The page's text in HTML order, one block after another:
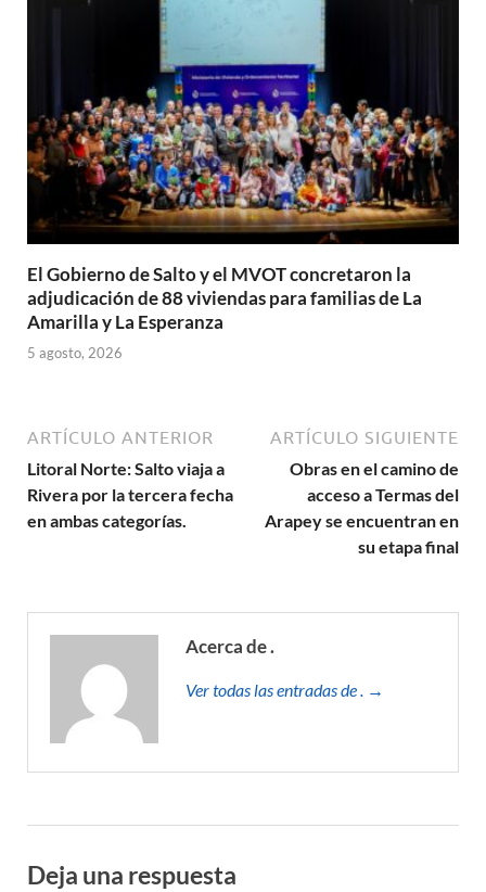
El Gobierno de Salto y el MVOT concretaron la
adjudicación de 88 viviendas para familias de La
Amarilla y La Esperanza
5 agosto, 2026
ARTÍCULO ANTERIOR
Litoral Norte: Salto viaja a
Rivera por la tercera fecha
en ambas categorías.
ARTÍCULO SIGUIENTE
Obras en el camino de
acceso a Termas del
Arapey se encuentran en
su etapa final
Acerca de .
Ver todas las entradas de . →
Deja una respuesta